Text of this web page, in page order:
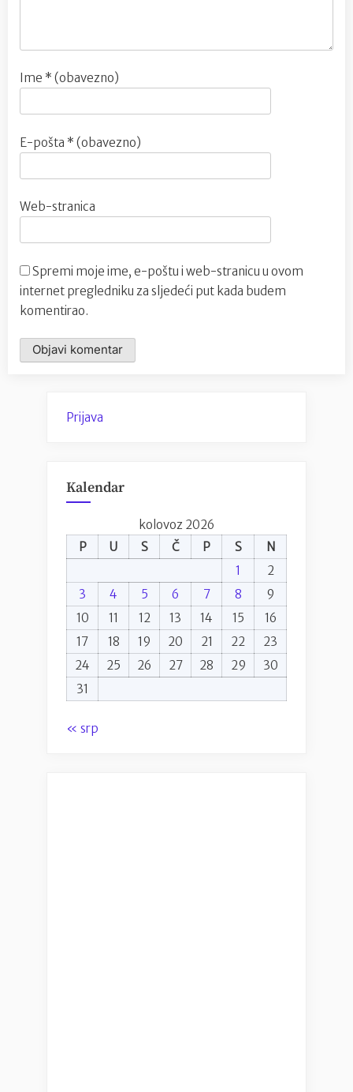
Ime * (obavezno)
E-pošta * (obavezno)
Web-stranica
Spremi moje ime, e-poštu i web-stranicu u ovom
internet pregledniku za sljedeći put kada budem
komentirao.
Prijava
Kalendar
kolovoz 2026
P
U S Č P S
N
1
2
3
4 5 6 7 8
9
10
11 12 13 14 15
16
17
18 19 20 21 22
23
24
25 26 27 28 29
30
31
« srp